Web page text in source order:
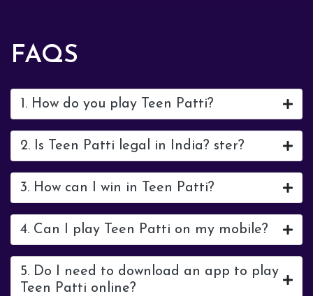
FAQS
1. How do you play Teen Patti?
2. Is Teen Patti legal in India? ster?
3. How can I win in Teen Patti?
4. Can I play Teen Patti on my mobile?
5. Do I need to download an app to play
Teen Patti online?